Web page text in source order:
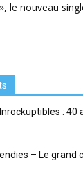
le nouveau
: 40
– Le grand